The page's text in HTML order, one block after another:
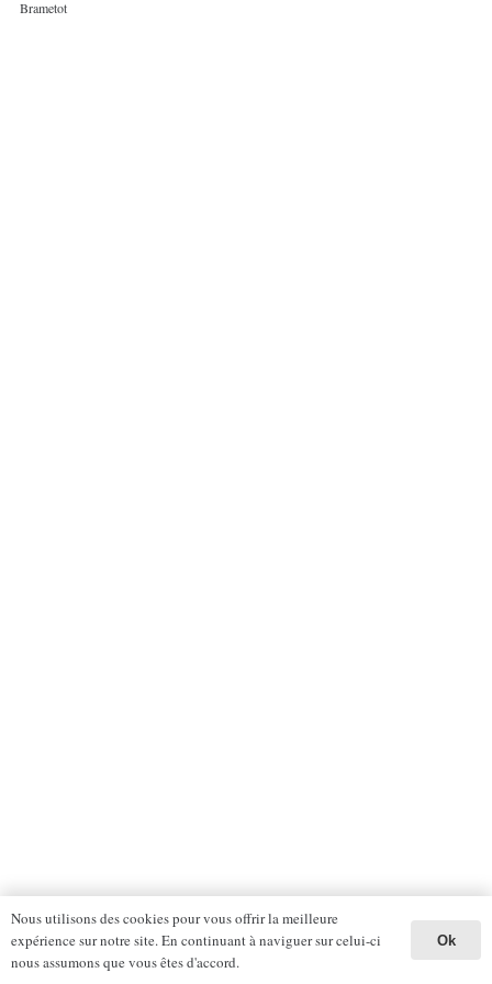
Brametot
Nous utilisons des cookies pour vous offrir la meilleure
expérience sur notre site. En continuant à naviguer sur celui-ci
nous assumons que vous êtes d'accord.
Ok